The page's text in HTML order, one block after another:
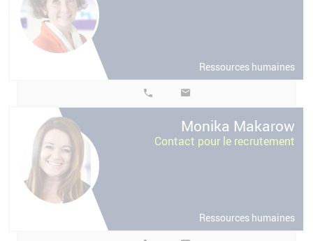
Ressources humaines
Monika Makarow
Contact pour le recrutement
Ressources humaines